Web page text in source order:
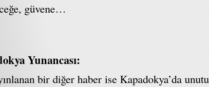
güvene…
Yunancası:
bir diğer haber ise Kapadokya’da